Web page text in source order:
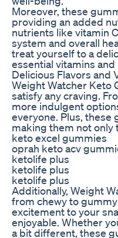
Moreover, these
providing an added
nutrients like vitamin
system and overall
treat yourself to a
essential vitamins and
Delicious Flavors and
Weight Watcher Keto
satisfy any craving.
more indulgent
everyone. Plus, these
making them not only
keto excel gummies
oprah keto acv
ketolife plus
ketolife plus
ketolife plus
Additionally, Weight
from chewy to
excitement to your
enjoyable. Whether
a bit different, these